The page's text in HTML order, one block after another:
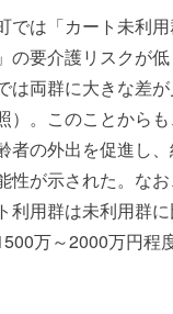
では「カート未利用
の要介護リスクが
は両群に大きな差
）。このことから
者の外出を促進し
性が示された。な
利用群は未利用群
万～2000万円程